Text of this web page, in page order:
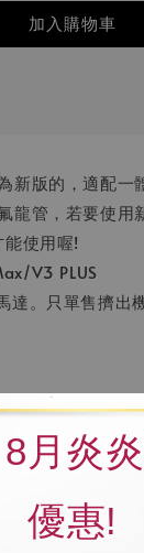
月炎
優惠!
加入購物車
新版的，適配一
龍管，若要使用
能使用喔!
V3 PLUS
。只單售擠出